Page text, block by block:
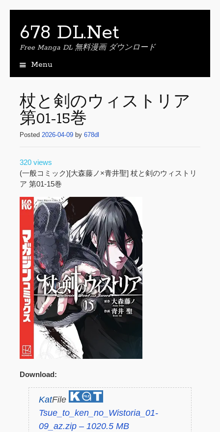
678 DL.Net
Free Manga DL 無料漫画 ダウンロード
Menu
p
t
o
c
o
t
n
t
杖と剣のウィストリア
第01-15巻
Posted 2026-04-09 by 678dl
320 views
(一般コミック)[大森藤ノ×青井聖] 杖と剣のウィストリ
ア 第01-15巻
Download:
KatFile
Tsue_to_ken_no_Wistoria_01-
09_az.zip – 1020.5 MB